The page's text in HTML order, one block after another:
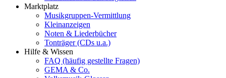
Marktplatz
Musikgruppen-Vermittlung
Kleinanzeigen
Noten & Liederbücher
Tonträger (CDs u.a.)
Hilfe & Wissen
FAQ (häufig gestellte Fragen)
GEMA & Co.